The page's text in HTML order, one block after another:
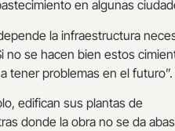
en algunas
la infraestructura
no se hacen bien estos
tener problemas en el futuro”.
edifican sus plantas de
donde la obra no se da